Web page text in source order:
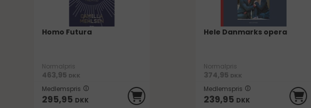
Homo Futura
Normalpris
463,95 DKK
Medlemspris
295,95 DKK
Hele Danmarks opera
Normalpris
374,95 DKK
Medlemspris
239,95 DKK